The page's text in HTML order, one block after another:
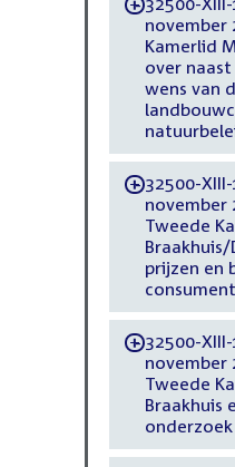
-
november
Kamerlid
over
wens van
-32500-
november
Tweede
prijzen en
consument
-32500-
november
Tweede
Braakhuis